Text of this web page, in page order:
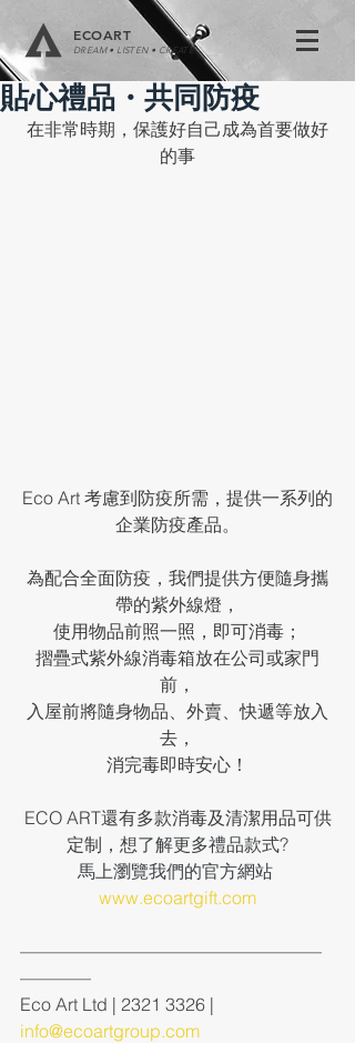
ECOART
DREAM • LISTEN • CREATE
貼心禮品・共同防疫
在非常時期，保護好自己成為首要做好
的事
Eco Art 考慮到防疫所需，提供一系列的
企業防疫產品。
為配合全面防疫，我們提供方便隨身攜
帶的紫外線燈，
使用物品前照一照，即可消毒；
摺疊式紫外線消毒箱放在公司或家門
前，
入屋前將隨身物品、外賣、快遞等放入
去，
消完毒即時安心！
ECO ART還有多款消毒及清潔用品可供
定制， 想了解更多禮品款式?
馬上瀏覽我們的官方網站
www.ecoartgift.com
—————————————————
————
Eco Art Ltd | 2321 3326 |
info@ecoartgroup.com